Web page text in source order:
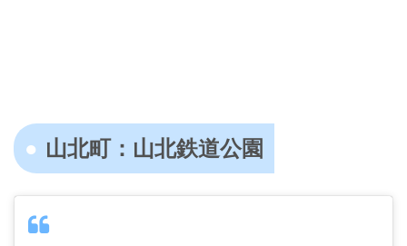
山北町：山北鉄道公園